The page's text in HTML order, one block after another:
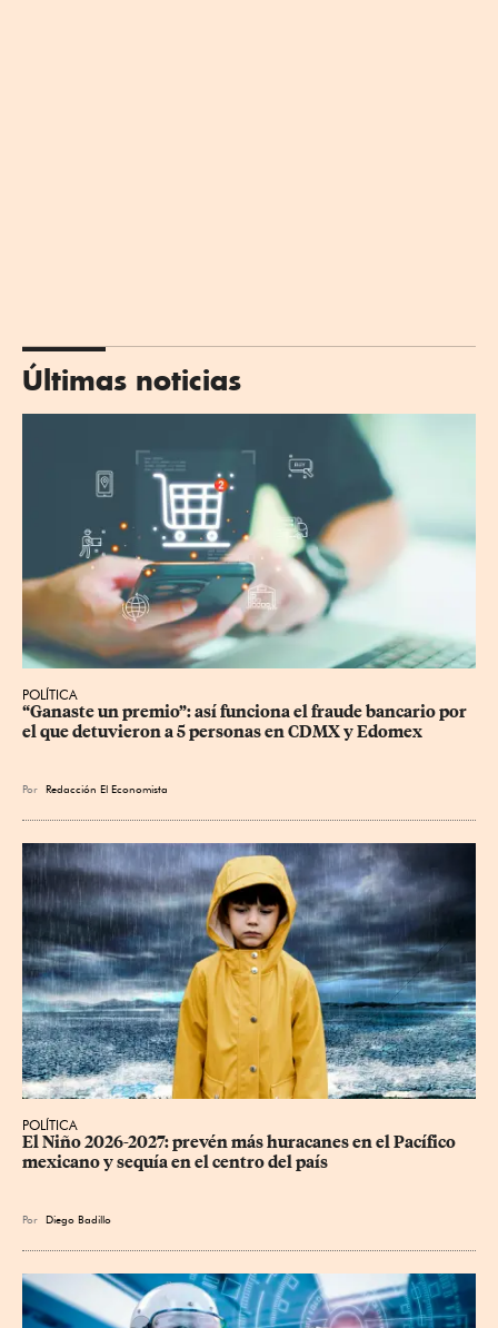
Últimas noticias
POLÍTICA
“Ganaste un premio”: así funciona el fraude bancario por
el que detuvieron a 5 personas en CDMX y Edomex
Por Redacción El Economista
POLÍTICA
El Niño 2026-2027: prevén más huracanes en el Pacífico
mexicano y sequía en el centro del país
Por Diego Badillo